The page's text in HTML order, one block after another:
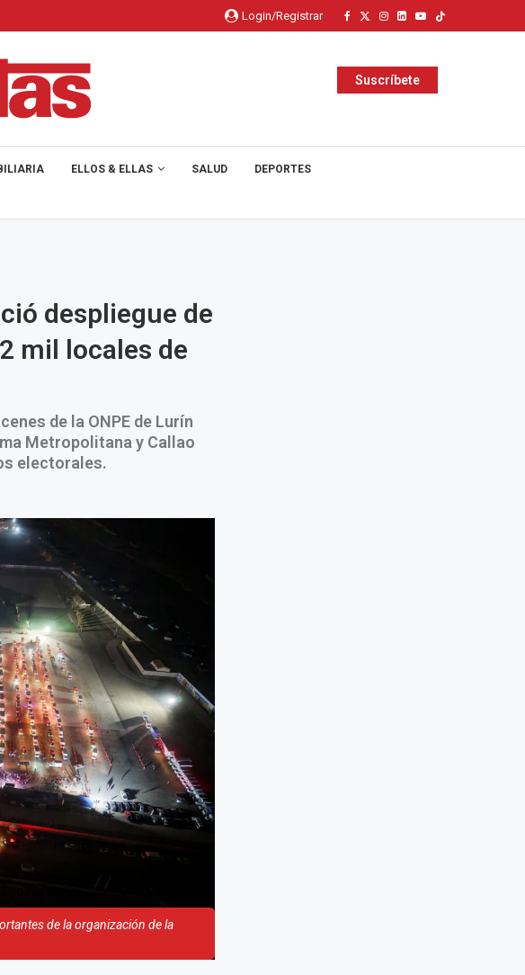
Login/Registrar
Suscríbete
ELLOS & ELLAS SALUD DEPORTES
despliegue de
mil locales de
de la ONPE de Lurín
Metropolitana y Callao
electorales.
de la organización de la